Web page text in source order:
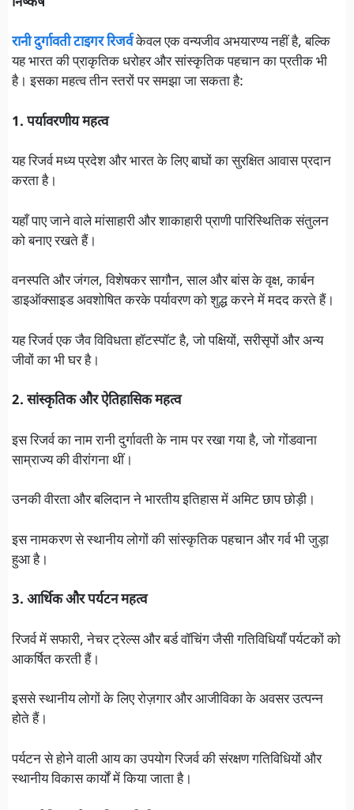
रानी दुर्गावती टाइगर रिजर्वकेवल एक वन्यजीव अभयारण्य नहीं है, बल्कि
यह भारत की प्राकृतिक धरोहर और सांस्कृतिक पहचान का प्रतीक भी
है। इसका महत्व तीन स्तरों पर समझा जा सकता है:
1. पर्यावरणीय महत्व
यह रिजर्व मध्य प्रदेश और भारत के लिए बाघों का सुरक्षित आवास प्रदान
करता है।
यहाँ पाए जाने वाले मांसाहारी और शाकाहारी प्राणी पारिस्थितिक संतुलन
को बनाए रखते हैं।
वनस्पति और जंगल, विशेषकर सागौन, साल और बांस के वृक्ष, कार्बन
डाइऑक्साइड अवशोषित करके पर्यावरण को शुद्ध करने में मदद करते हैं।
यह रिजर्व एक जैव विविधता हॉटस्पॉट है, जो पक्षियों, सरीसृपों और अन्य
जीवों का भी घर है।
2. सांस्कृतिक और ऐतिहासिक महत्व
इस रिजर्व का नाम रानी दुर्गावती के नाम पर रखा गया है, जो गोंडवाना
साम्राज्य की वीरांगना थीं।
उनकी वीरता और बलिदान ने भारतीय इतिहास में अमिट छाप छोड़ी।
इस नामकरण से स्थानीय लोगों की सांस्कृतिक पहचान और गर्व भी जुड़ा
हुआ है।
3. आर्थिक और पर्यटन महत्व
रिजर्व में सफारी, नेचर ट्रेल्स और बर्ड वॉचिंग जैसी गतिविधियाँ पर्यटकों को
आकर्षित करती हैं।
इससे स्थानीय लोगों के लिए रोज़गार और आजीविका के अवसर उत्पन्न
होते हैं।
पर्यटन से होने वाली आय का उपयोग रिजर्व की संरक्षण गतिविधियों और
स्थानीय विकास कार्यों में किया जाता है।